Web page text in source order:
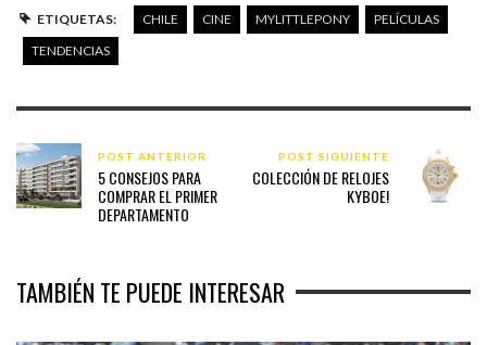
ETIQUETAS: CHILE CINE MYLITTLEPONY
PELÍCULAS
TENDENCIAS
POST ANTERIOR
5 CONSEJOS PARA
COMPRAR EL PRIMER
DEPARTAMENTO
POST SIGUIENTE
COLECCIÓN DE RELOJES
KYBOE!
TAMBIÉN TE PUEDE INTERESAR